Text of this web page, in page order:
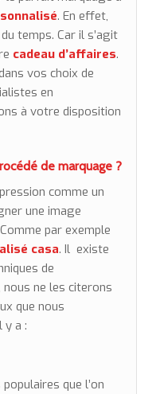
. En effet,
temps. Car il s’agit
cadeau d’affaires.
vos choix de
en
à votre disposition
de marquage ?
comme un
une image
par exemple
casa. Il existe
de
nous ne les citerons
que nous
y a :
que l’on